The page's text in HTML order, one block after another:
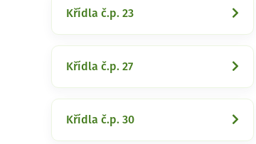
Křídla č.p. 23
Křídla č.p. 27
Křídla č.p. 30